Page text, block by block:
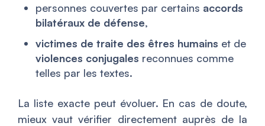
personnes couvertes par certains accords
bilatéraux de défense,
victimes de traite des êtres humains et de
violences conjugales reconnues comme
telles par les textes.
La liste exacte peut évoluer. En cas de doute,
mieux vaut vérifier directement auprès de la